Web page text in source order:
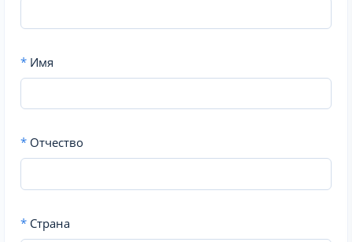
* Имя
* Отчество
* Страна